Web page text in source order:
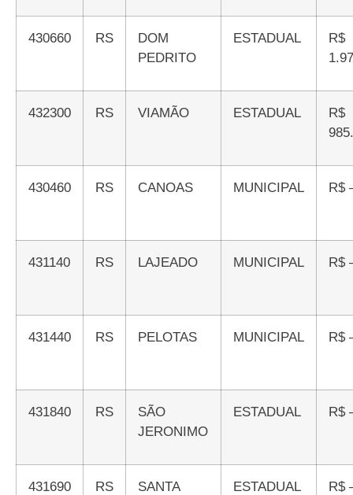
430660 RS
DOM
PEDRITO
ESTADUAL
R$
432300 RS VIAMÃO ESTADUAL
R$
430460 RS CANOAS MUNICIPAL R$
431140 RS LAJEADO MUNICIPAL R$
431440 RS PELOTAS MUNICIPAL R$
431840 RS
SÃO
JERONIMO
ESTADUAL R$
431690 RS
SANTA
ESTADUAL R$